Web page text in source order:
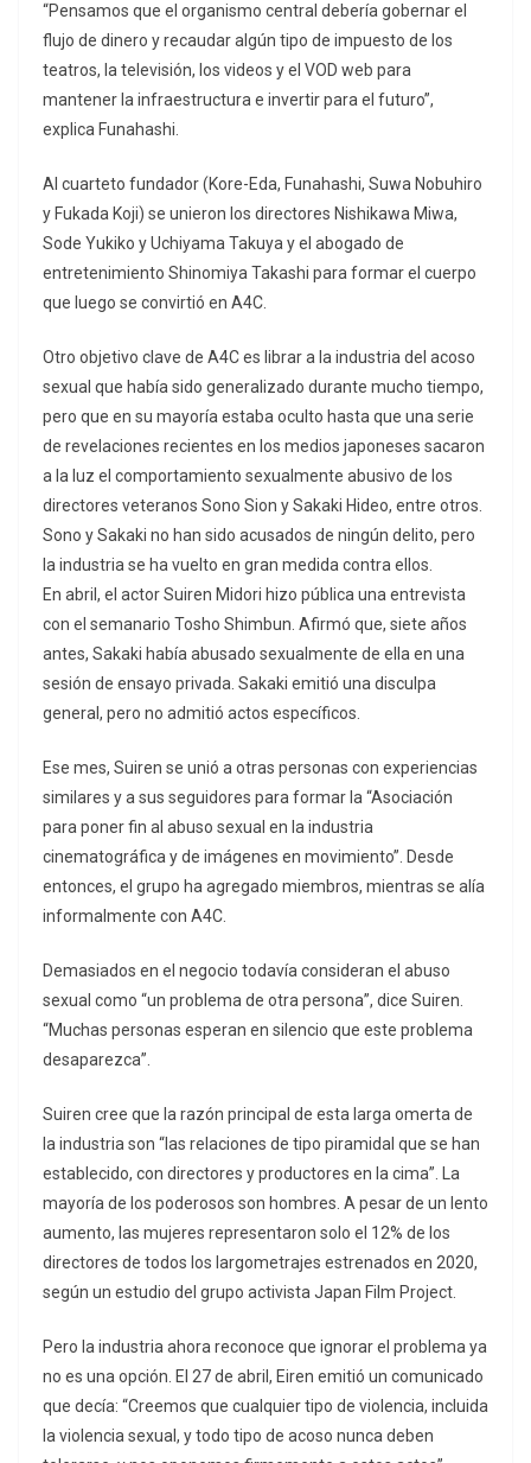
“Pensamos que el organismo central debería gobernar el
flujo de dinero y recaudar algún tipo de impuesto de los
teatros, la televisión, los videos y el VOD web para
mantener la infraestructura e invertir para el futuro”,
explica Funahashi.
Al cuarteto fundador (Kore-Eda, Funahashi, Suwa Nobuhiro
y Fukada Koji) se unieron los directores Nishikawa Miwa,
Sode Yukiko y Uchiyama Takuya y el abogado de
entretenimiento Shinomiya Takashi para formar el cuerpo
que luego se convirtió en A4C.
Otro objetivo clave de A4C es librar a la industria del acoso
sexual que había sido generalizado durante mucho tiempo,
pero que en su mayoría estaba oculto hasta que una serie
de revelaciones recientes en los medios japoneses sacaron
a la luz el comportamiento sexualmente abusivo de los
directores veteranos Sono Sion y Sakaki Hideo, entre otros.
Sono y Sakaki no han sido acusados ​​de ningún delito, pero
la industria se ha vuelto en gran medida contra ellos.
En abril, el actor Suiren Midori hizo pública una entrevista
con el semanario Tosho Shimbun. Afirmó que, siete años
antes, Sakaki había abusado sexualmente de ella en una
sesión de ensayo privada. Sakaki emitió una disculpa
general, pero no admitió actos específicos.
Ese mes, Suiren se unió a otras personas con experiencias
similares y a sus seguidores para formar la “Asociación
para poner fin al abuso sexual en la industria
cinematográfica y de imágenes en movimiento”. Desde
entonces, el grupo ha agregado miembros, mientras se alía
informalmente con A4C.
Demasiados en el negocio todavía consideran el abuso
sexual como “un problema de otra persona”, dice Suiren.
“Muchas personas esperan en silencio que este problema
desaparezca”.
Suiren cree que la razón principal de esta larga omerta de
la industria son “las relaciones de tipo piramidal que se han
establecido, con directores y productores en la cima”. La
mayoría de los poderosos son hombres. A pesar de un lento
aumento, las mujeres representaron solo el 12% de los
directores de todos los largometrajes estrenados en 2020,
según un estudio del grupo activista Japan Film Project.
Pero la industria ahora reconoce que ignorar el problema ya
no es una opción. El 27 de abril, Eiren emitió un comunicado
que decía: “Creemos que cualquier tipo de violencia, incluida
la violencia sexual, y todo tipo de acoso nunca deben